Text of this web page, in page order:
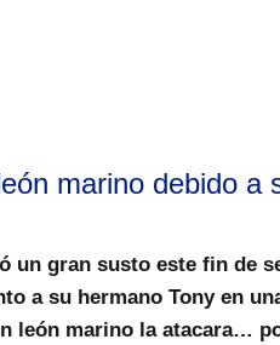
marino debido a
un gran susto este fin de
a su hermano Tony en
león marino la atacara…